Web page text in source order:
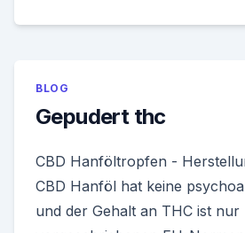
BLOG
Gepudert thc
CBD Hanföltropfen -
CBD Hanföl hat keine
und der Gehalt an THC ist nur